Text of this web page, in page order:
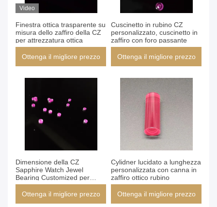
Video
Finestra ottica trasparente su
misura dello zaffiro della CZ
per attrezzatura ottica
Ottenga il migliore prezzo
Cuscinetto in rubino CZ
personalizzato, cuscinetto in
zaffiro con foro passante
Ottenga il migliore prezzo
Dimensione della CZ
Sapphire Watch Jewel
Bearing Customized per
gioielli e gli strumenti
Ottenga il migliore prezzo
Cylidner lucidato a lunghezza
personalizzata con canna in
zaffiro ottico rubino
Ottenga il migliore prezzo